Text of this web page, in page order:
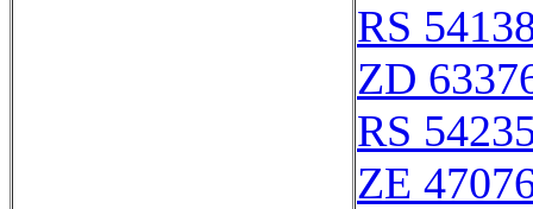
RS
ZD
RS
ZE